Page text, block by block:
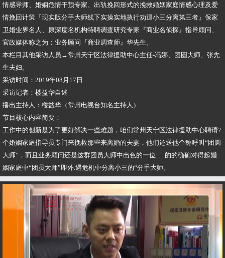
情感导师、婚姻危情干预专家、出轨挽回形式的挽救婚姻家庭情感心理及爱
情挽回计策『现实版分手大师线下实操实地执行劝退小三分离第三者』保家
卫婚业界名人、原深度名机构特聘调查研究专家『商业名侦探』指导顾问、
官政媒体称之为：业务顾问『商业调查师』华先生。
本栏目其他采访人员→常州天宁区法律援助中心主任-冯娜、团圆大师、张先
生夫妇。
采访时间：2019年08月17日
采访记者：楼益华自述
播出主持人：楼益华（常州电视台知名主持人）
节目核心内容简要：
工作中的创新是为了更好解决一些难题，咱们常州天宁区法律援助中心聘请7
个婚姻家庭指导员专门来挽救那些来离婚的夫妻，他们还送他个称呼叫“团圆
大师”，而且业务顾问还是这群团员大师中出色的一位......的的确确对得起婚
姻家庭中“团员大师”即外.遇危机中分离小三的“分手大师。